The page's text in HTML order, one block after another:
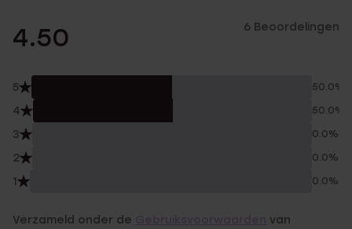
4.50 6 Beoordelingen
5 50.0%
4 50.0%
3 0.0%
2 0.0%
1 0.0%
Verzameld onder de
van